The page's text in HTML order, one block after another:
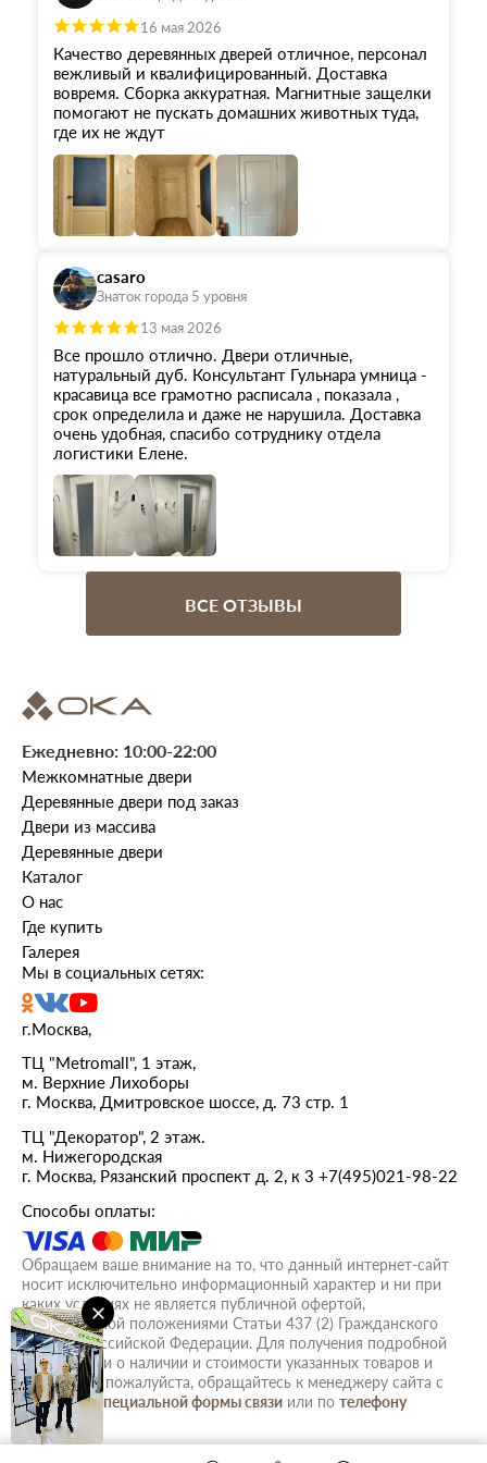
16 мая 2026
Качество деревянных дверей отличное, персонал
вежливый и квалифицированный. Доставка
вовремя. Сборка аккуратная. Магнитные защелки
помогают не пускать домашних животных туда,
где их не ждут
casaro
Знаток города 5 уровня
13 мая 2026
Все прошло отлично. Двери отличные,
натуральный дуб. Консультант Гульнара умница -
красавица все грамотно расписала , показала ,
срок определила и даже не нарушила. Доставка
очень удобная, спасибо сотруднику отдела
логистики Елене.
ВСЕ ОТЗЫВЫ
Ежедневно: 10:00-22:00
г.Москва,
ТЦ "Metromall", 1 этаж,
м. Верхние Лихоборы
г. Москва, Дмитровское шоссе, д. 73 стр. 1
ТЦ "Декоратор", 2 этаж.
м. Нижегородская
г. Москва, Рязанский проспект д. 2, к 3 +7(495)021-98-22
Способы оплаты:
Межкомнатные двери
Деревянные двери под заказ
Двери из массива
Деревянные двери
Каталог
О нас
Где купить
Галерея
Мы в социальных сетях:
Обращаем ваше внимание на то, что данный интернет-сайт
носит исключительно информационный характер и ни при
каких условиях не является публичной офертой,
определяемой положениями Статьи 437 (2) Гражданского
кодекса Российской Федерации. Для получения подробной
информации о наличии и стоимости указанных товаров и
(или) услуг, пожалуйста, обращайтесь к менеджеру сайта с
помощьюспециальной формы связи или по телефону